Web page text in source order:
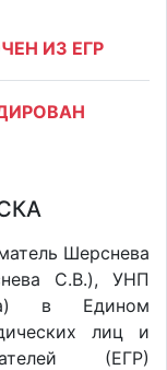
ИЗ ЕГР
Шерснева
С.В.), УНП
а) в Едином
лиц и
(ЕГР)